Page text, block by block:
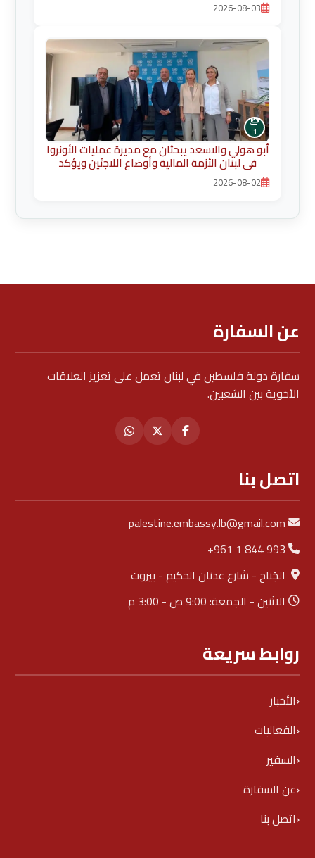
2026-08-03
1
أبو هولي والاسعد يبحثان مع مديرة عمليات الأونروا
في لبنان الأزمة المالية وأوضاع اللاجئين ويؤكد
ضرورة حماية الخدمات الأساسية2026-08-02
عن السفارة
سفارة دولة فلسطين في لبنان تعمل على تعزيز العلاقات
الأخوية بين الشعبين.
اتصل بنا
palestine.embassy.lb@gmail.com
+961 1 844 993
الجَناح - شارع عدنان الحكيم - بيروت
الاثنين - الجمعة: 9:00 ص - 3:00 م
روابط سريعة
الأخبار
الفعاليات
السفير
عن السفارة
اتصل بنا